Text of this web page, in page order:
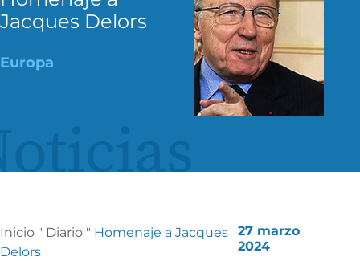
Jacques Delors
Europa
Inicio " Diario " Homenaje a Jacques
Delors
27 marzo
2024